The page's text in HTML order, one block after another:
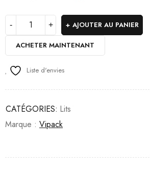
AJOUTER AU PANIER
ACHETER MAINTENANT
Liste d'envies
CATÉGORIES: Lits
Marque : Vipack